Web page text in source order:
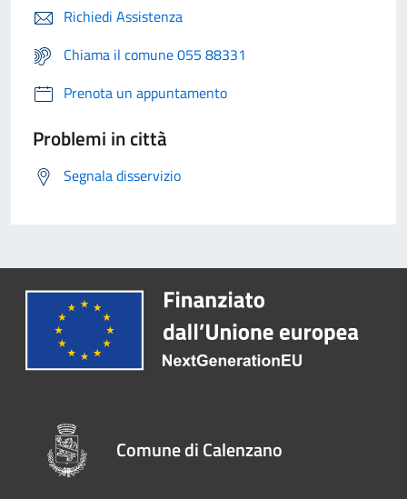
Richiedi Assistenza
Chiama il comune 055 88331
Prenota un appuntamento
Problemi in città
Segnala disservizio
Comune di Calenzano